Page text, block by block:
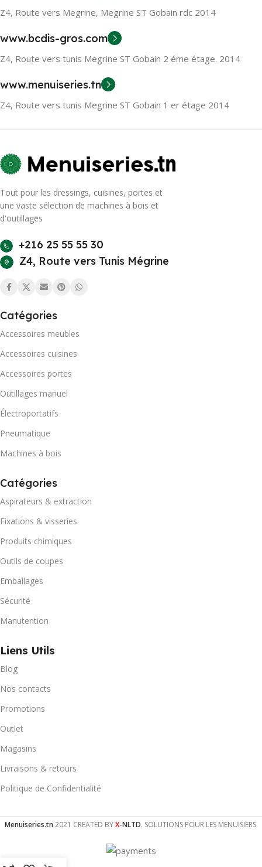
Z4, Route vers Megrine, Megrine ST Gobain rdc 2014
www.bcdis-gros.com
Z4, Route vers tunis Megrine ST Gobain 2 éme étage. 2014
www.menuiseries.tn
Z4, Route vers tunis Megrine ST Gobain 1 er étage 2014
Tout pour les dressings, cuisines, portes et
une vaste sélection de machines à bois et
d'outillages
+216 25 55 55 30
Z4, Route vers Tunis Mégrine
Catégories
Accessoires meubles
Accessoires cuisines
Accessoires portes
Outillages manuel
Électroportatifs
Pneumatique
Machines à bois
Catégories
Aspirateurs & extraction
Fixations & visseries
Produits chimiques
Outils de coupes
Emballages
Sécurité
Manutention
Liens Utils
Blog
Nos contacts
Promotions
Outlet
Magasins
Livraisons & retours
Politique de Confidentialité
Menuiseries.tn 2021 CREATED BYX-NLTD. SOLUTIONS POUR LES MENUISIERS.